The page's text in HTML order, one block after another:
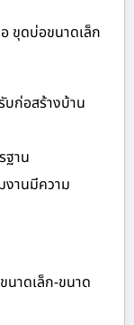
ขุดบ่อขนาดเล็ก
ก่อสร้างบ้าน
ฐาน
งานมีความ
นาดเล็ก-ขนาด